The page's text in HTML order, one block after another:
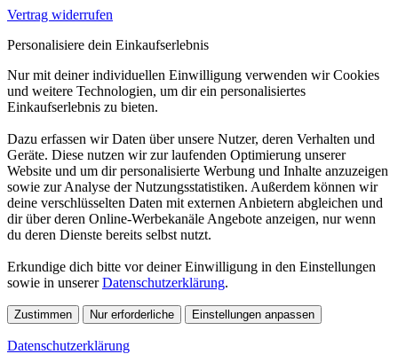
Vertrag widerrufen
Personalisiere dein Einkaufserlebnis
Nur mit deiner individuellen Einwilligung verwenden wir Cookies
und weitere Technologien, um dir ein personalisiertes
Einkaufserlebnis zu bieten.
Dazu erfassen wir Daten über unsere Nutzer, deren Verhalten und
Geräte. Diese nutzen wir zur laufenden Optimierung unserer
Website und um dir personalisierte Werbung und Inhalte anzuzeigen
sowie zur Analyse der Nutzungsstatistiken. Außerdem können wir
deine verschlüsselten Daten mit externen Anbietern abgleichen und
dir über deren Online-Werbekanäle Angebote anzeigen, nur wenn
du deren Dienste bereits selbst nutzt.
Erkundige dich bitte vor deiner Einwilligung in den Einstellungen
sowie in unsererDatenschutzerklärung.
Zustimmen Nur erforderliche Einstellungen anpassen
Datenschutzerklärung